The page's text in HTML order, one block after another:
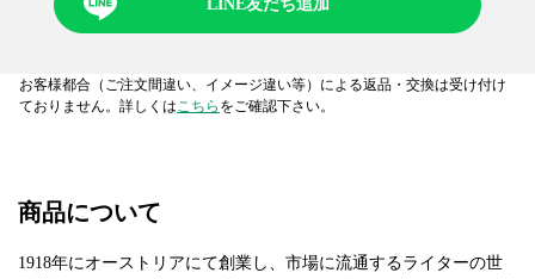
LINE友だち追加
お客様都合（ご注文間違い、イメージ違い等）による返品・交換は受け付け
ておりません。詳しくはこちら をご確認下さい。
商品について
1918年にオーストリアにて創業し、市場に流通するライターの世